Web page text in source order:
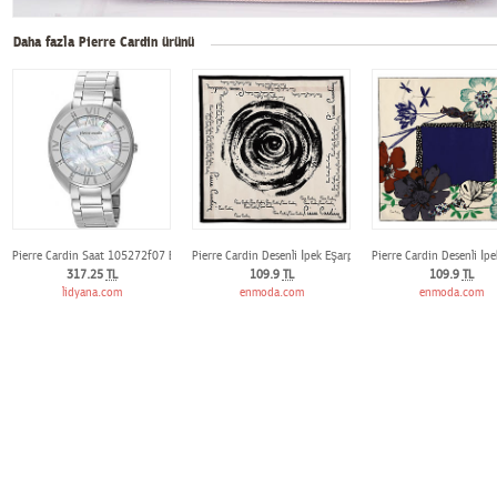
Daha fazla Pierre Cardin ürünü
Pierre Cardin Saat 105272f07 Bayan Kol Saati
317.25 TL
lidyana.com
Pierre Cardin Desenli İpek Eşarp
109.9 TL
enmoda.com
Pierre Cardin Desenli
109.9 TL
enmoda.com